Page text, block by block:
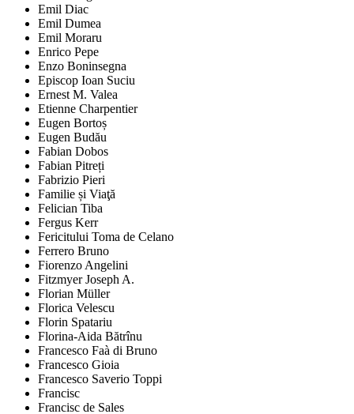
Emil Diac
Emil Dumea
Emil Moraru
Enrico Pepe
Enzo Boninsegna
Episcop Ioan Suciu
Ernest M. Valea
Etienne Charpentier
Eugen Bortoș
Eugen Budău
Fabian Dobos
Fabian Pitreți
Fabrizio Pieri
Familie și Viaţă
Felician Tiba
Fergus Kerr
Fericitului Toma de Celano
Ferrero Bruno
Fiorenzo Angelini
Fitzmyer Joseph A.
Florian Müller
Florica Velescu
Florin Spatariu
Florina-Aida Bătrînu
Francesco Faà di Bruno
Francesco Gioia
Francesco Saverio Toppi
Francisc
Francisc de Sales